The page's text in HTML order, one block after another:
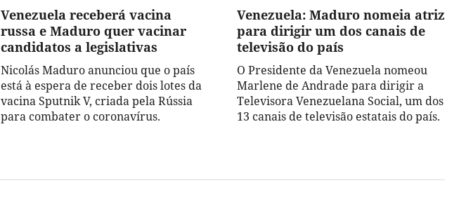
Venezuela receberá vacina
russa e Maduro quer vacinar
candidatos a legislativas
Nicolás Maduro anunciou que o país
está à espera de receber dois lotes da
vacina Sputnik V, criada pela Rússia
para combater o coronavírus.
Venezuela: Maduro nomeia atriz
para dirigir um dos canais de
televisão do país
O Presidente da Venezuela nomeou
Marlene de Andrade para dirigir a
Televisora Venezuelana Social, um dos
13 canais de televisão estatais do país.